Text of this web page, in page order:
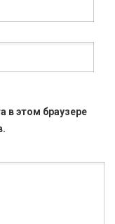
в этом браузере